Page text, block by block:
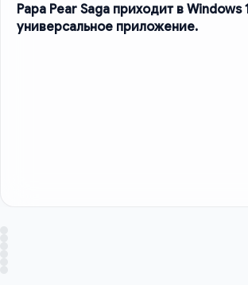
Papa Pear Saga приходит в Windows
универсальное приложение.